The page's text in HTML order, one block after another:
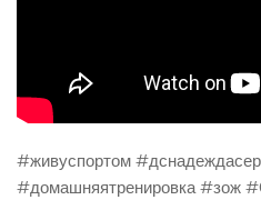
#живуспортом
#домашняятренировка #зож